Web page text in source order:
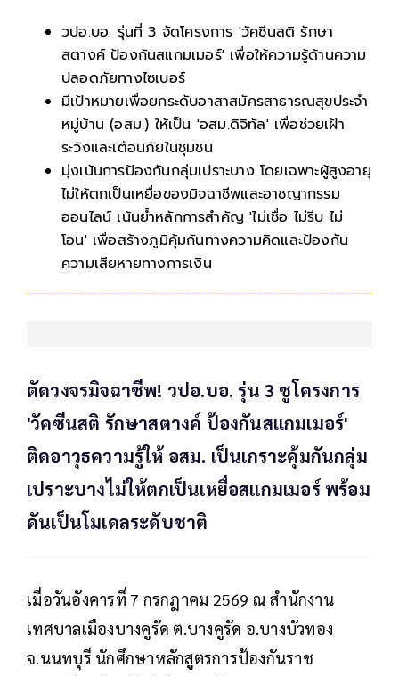
วปอ.บอ. รุ่นที่ 3 จัดโครงการ 'วัคซีนสติ รักษา
สตางค์ ป้องกันสแกมเมอร์' เพื่อให้ความรู้ด้านความ
ปลอดภัยทางไซเบอร์
มีเป้าหมายเพื่อยกระดับอาสาสมัครสาธารณสุขประจำ
หมู่บ้าน (อสม.) ให้เป็น 'อสม.ดิจิทัล' เพื่อช่วยเฝ้า
ระวังและเตือนภัยในชุมชน
มุ่งเน้นการป้องกันกลุ่มเปราะบาง โดยเฉพาะผู้สูงอายุ
ไม่ให้ตกเป็นเหยื่อของมิจฉาชีพและอาชญากรรม
ออนไลน์ เน้นย้ำหลักการสำคัญ 'ไม่เชื่อ ไม่รีบ ไม่
โอน' เพื่อสร้างภูมิคุ้มกันทางความคิดและป้องกัน
ความเสียหายทางการเงิน
ตัดวงจรมิจฉาชีพ! วปอ.บอ. รุ่น 3 ชูโครงการ
'วัคซีนสติ รักษาสตางค์ ป้องกันสแกมเมอร์'
ติดอาวุธความรู้ให้ อสม. เป็นเกราะคุ้มกันกลุ่ม
เปราะบางไม่ให้ตกเป็นเหยื่อสแกมเมอร์ พร้อม
ดันเป็นโมเดลระดับชาติ
เมื่อวันอังคารที่ 7 กรกฎาคม 2569 ณ สำนักงาน
เทศบาลเมืองบางคูรัด ต.บางคูรัด อ.บางบัวทอง
จ.นนทบุรี นักศึกษาหลักสูตรการป้องกันราช